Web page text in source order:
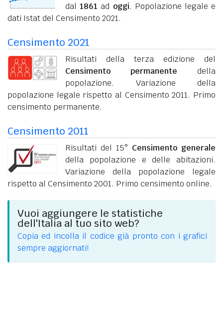
dal1861 ad oggi. Popolazione legale e
dati Istat del Censimento 2021.
Censimento 2021
Risultati della terza edizione del
Censimento permanente della
popolazione. Variazione della
popolazione legale rispetto al Censimento 2011. Primo
censimento permanente.
Censimento 2011
Risultati del 15° Censimento generale
della popolazione e delle abitazioni.
Variazione della popolazione legale
rispetto al Censimento 2001. Primo censimento online.
Vuoi aggiungere le statistiche
dell'Italia al tuo sito web?
Copia ed incolla il codice già pronto con i grafici
sempre aggiornati!